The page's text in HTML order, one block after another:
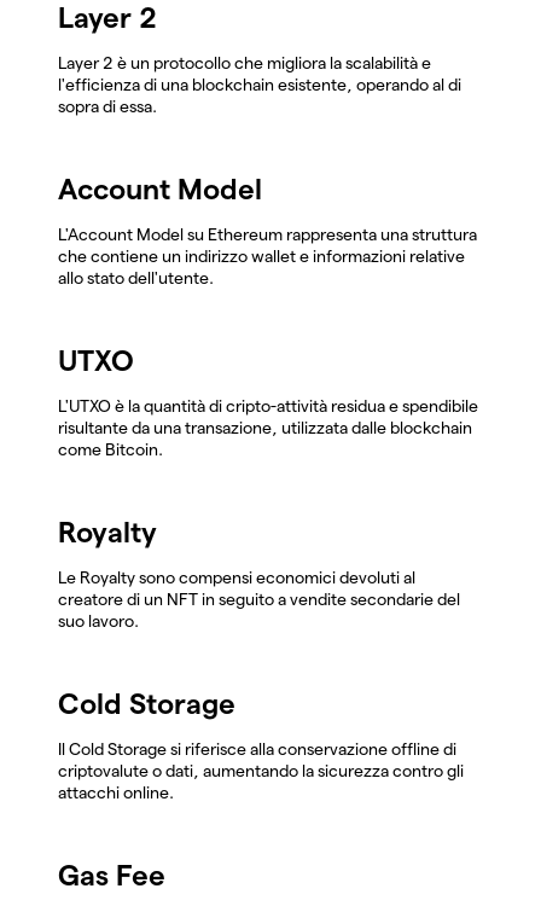
Layer 2
Layer 2 è un protocollo che migliora la scalabilità e
l'efficienza di una blockchain esistente, operando al di
sopra di essa.
Account Model
L'Account Model su Ethereum rappresenta una struttura
che contiene un indirizzo wallet e informazioni relative
allo stato dell'utente.
UTXO
L'UTXO è la quantità di cripto-attività residua e spendibile
risultante da una transazione, utilizzata dalle blockchain
come Bitcoin.
Royalty
Le Royalty sono compensi economici devoluti al
creatore di un NFT in seguito a vendite secondarie del
suo lavoro.
Cold Storage
Il Cold Storage si riferisce alla conservazione offline di
criptovalute o dati, aumentando la sicurezza contro gli
attacchi online.
Gas Fee